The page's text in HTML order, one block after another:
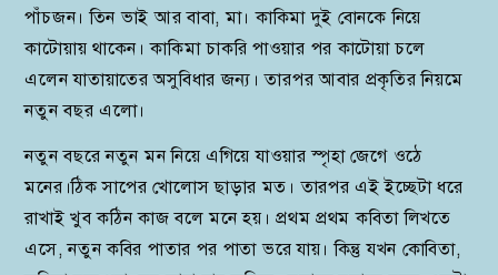
পাঁচজন। তিন ভাই আর বাবা, মা। কাকিমা দুই বোনকে নিয়ে
কাটোয়ায় থাকেন। কাকিমা চাকরি পাওয়ার পর কাটোয়া চলে
এলেন যাতায়াতের অসুবিধার জন্য। তারপর আবার প্রকৃতির নিয়মে
নতুন বছর এলো।
নতুন বছরে নতুন মন নিয়ে এগিয়ে যাওয়ার স্পৃহা জেগে ওঠে
মনের।ঠিক সাপের খোলোস ছাড়ার মত। তারপর এই ইচ্ছেটা ধরে
রাখাই খুব কঠিন কাজ বলে মনে হয়। প্রথম প্রথম কবিতা লিখতে
এসে, নতুন কবির পাতার পর পাতা ভরে যায়। কিন্তু যখন কোবিতা,